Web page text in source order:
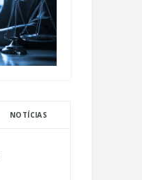
NOTÍCIAS